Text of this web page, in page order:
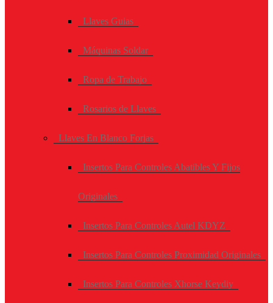
Llaves Guias
Máquinas Soldar
Ropa de Trabajo
Rosarios de Llaves
Llaves En Blanco Forjas
Insertos Para Controles Abatibles Y Fijos
Originales
Insertos Para Controles Autel KDYZ
Insertos Para Controles Proximidad Originales
Insertos Para Controles Xhorse Keydiy